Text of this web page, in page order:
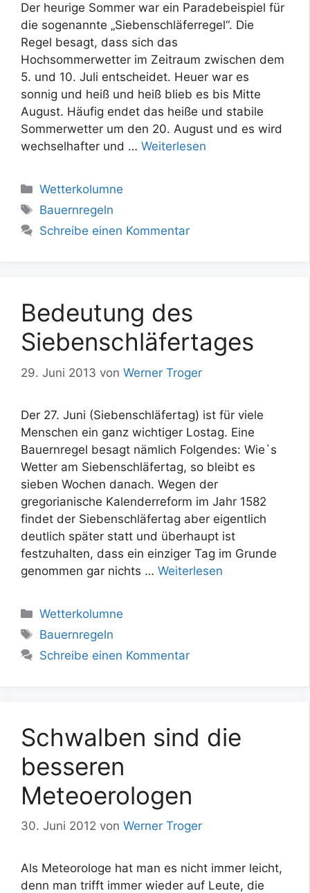
Der heurige Sommer war ein Paradebeispiel für
die sogenannte „Siebenschläferregel“. Die
Regel besagt, dass sich das
Hochsommerwetter im Zeitraum zwischen dem
5. und 10. Juli entscheidet. Heuer war es
sonnig und heiß und heiß blieb es bis Mitte
August. Häufig endet das heiße und stabile
Sommerwetter um den 20. August und es wird
wechselhafter und … Weiterlesen
Kategorien
Wetterkolumne
Schlagwörter
Bauernregeln
Schreibe einen Kommentar
Bedeutung des
Siebenschläfertages
29. Juni 2013 von Werner Troger
Der 27. Juni (Siebenschläfertag) ist für viele
Menschen ein ganz wichtiger Lostag. Eine
Bauernregel besagt nämlich Folgendes: Wie`s
Wetter am Siebenschläfertag, so bleibt es
sieben Wochen danach. Wegen der
gregorianische Kalenderreform im Jahr 1582
findet der Siebenschläfertag aber eigentlich
deutlich später statt und überhaupt ist
festzuhalten, dass ein einziger Tag im Grunde
genommen gar nichts … Weiterlesen
Kategorien
Wetterkolumne
Schlagwörter
Bauernregeln
Schreibe einen Kommentar
Schwalben sind die
besseren
Meteoerologen
30. Juni 2012 von Werner Troger
Als Meteorologe hat man es nicht immer leicht,
denn man trifft immer wieder auf Leute, die